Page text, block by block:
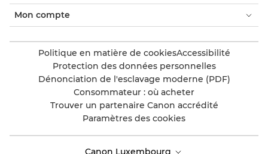
Mon compte
Politique en matière de cookiesAccessibilité
Protection des données personnelles
Dénonciation de l'esclavage moderne (PDF)
Consommateur : où acheter
Trouver un partenaire Canon accrédité
Paramètres des cookies
Canon Luxembourg